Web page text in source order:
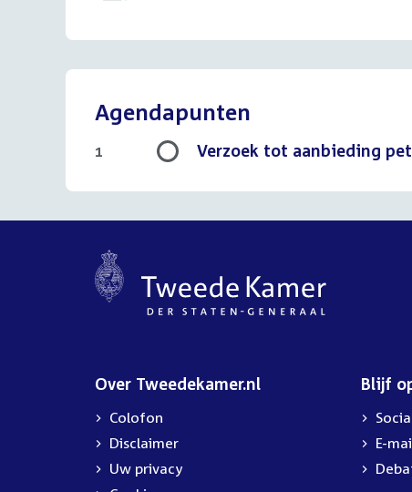
Agendapunten
Verzoek tot aanbieding
1
Over Tweedekamer.nl
Colofon
Disclaimer
Uw privacy
Blijf
E-